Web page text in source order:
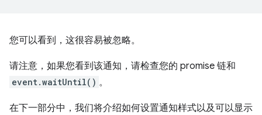
您可以看到，这很容易被忽略。
请注意，如果您看到该通知，请检查您的 promise 链和
event.waitUntil() 。
在下一部分中，我们将介绍如何设置通知样式以及可以显示